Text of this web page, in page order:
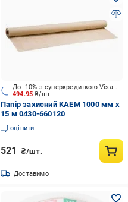
494.95₴/шт.
До -10% з суперкредиткою Visa Вигода
Папір захисний KAEM 1000 мм x
15 м 0430-660120
оцінити
521 ₴/шт.
Доставимо